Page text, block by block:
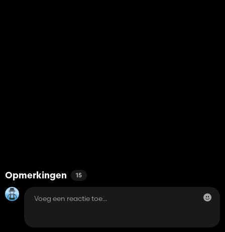
Opmerkingen 15